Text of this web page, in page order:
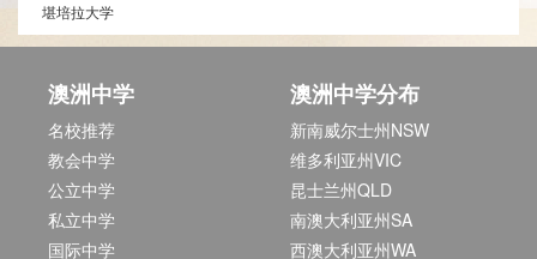
堪培拉大学
澳洲中学
名校推荐
教会中学
公立中学
私立中学
国际中学
澳洲中学分布
新南威尔士州NSW
维多利亚州VIC
昆士兰州QLD
南澳大利亚州SA
西澳大利亚州WA